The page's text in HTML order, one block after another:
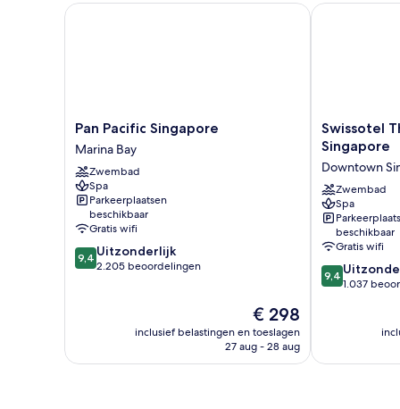
Pan
Pacific
Singapore
Marina
Bay
Pan Pacific Singapore
Marina Bay
Zwembad
Spa
Parkeerplaatsen
beschikbaar
Gratis wifi
9.4
van
beoordelingen
9,4 Uitzonderlijk
2.205 beoordelingen
De
prijs
is
€ 298
inclusief belastingen en toeslagen
27 aug - 28 aug
Pan Pacific Singapore
Swissotel
The
Stamford,
Singapore
Downtown
Singapore
Swissotel
Singapore
Downtown
Zwembad
Spa
beschikbaar
Gratis wifi
9.4
van
9,4
1.037
Swissotel